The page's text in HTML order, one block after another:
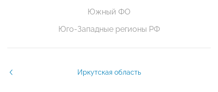
Южный ФО
Юго-Западные регионы РФ
Иркутская область